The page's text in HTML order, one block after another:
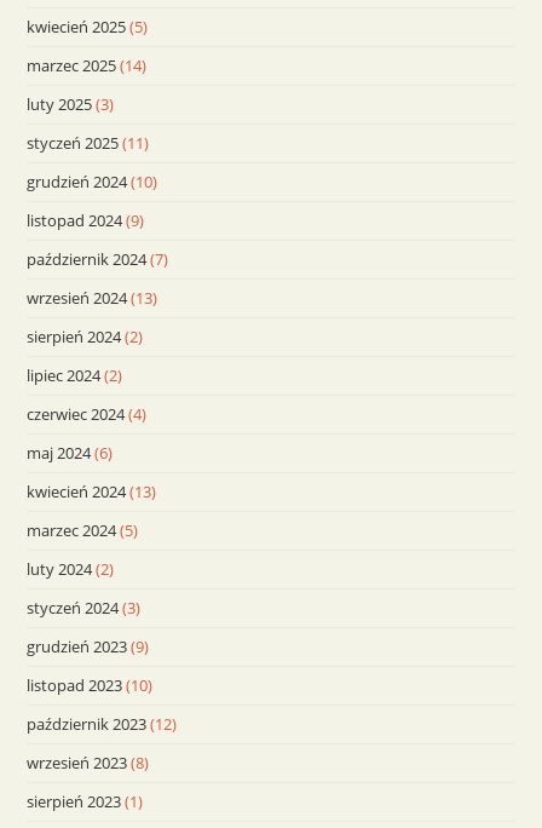
kwiecień 2025(5)
marzec 2025(14)
luty 2025(3)
styczeń 2025(11)
grudzień 2024(10)
listopad 2024(9)
październik 2024(7)
wrzesień 2024(13)
sierpień 2024(2)
lipiec 2024(2)
czerwiec 2024(4)
maj 2024(6)
kwiecień 2024(13)
marzec 2024(5)
luty 2024(2)
styczeń 2024(3)
grudzień 2023(9)
listopad 2023(10)
październik 2023(12)
wrzesień 2023(8)
sierpień 2023(1)